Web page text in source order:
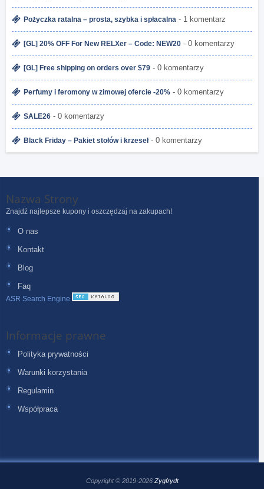
Pożyczka ratalna – prosta, szybka i spłacalna - 1 komentarz
[GL] 20% OFF For New RELXer – Code: NEW20 - 0 komentarzy
[GL] Free shipping on orders over $79 - 0 komentarzy
Perfumy i feromony w zimowej ofercie -20% - 0 komentarzy
SALE26 - 0 komentarzy
Black Friday – Pakiet stołów i krzeseł- 0 komentarzy
Nazwa Strony
Znajdź najlepsze kupony i oszczędzaj na zakupach!
O nas
Kontakt
Blog
Faq
ASR Search Engine
Informacje prawne
Polityka prywatności
Warunki korzystania
Regulamin
Współpraca
Copyright © 2019-2026 Zygfrydt